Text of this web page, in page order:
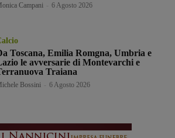
Campani 6 Agosto 2026
Toscana, Emilia Romgna, Umbria e
le avversarie di Montevarchi e
Traiana
Bossini 6 Agosto 2026